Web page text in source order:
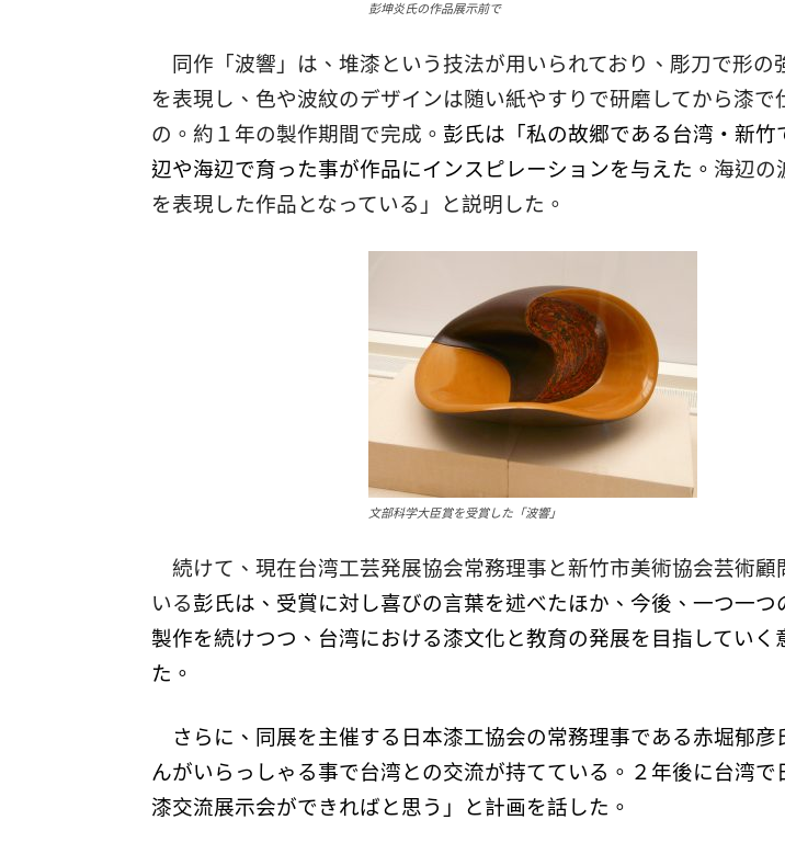
彭坤炎氏の作品展示前で
同作「波響」は、 堆漆という技法が用いられており、彫刀で形の
を表現し、色や波紋のデザインは随い紙やすりで研磨してから漆で
の。約１年の製作期間で完成。 彭氏は「私の故郷である台湾・新竹
辺や海辺で育った事が作品にインスピレーションを与えた。 海辺の
を表現した作品となっている」と説明した。
文部科学大臣賞を受賞した「波響」
続けて、現在台湾工芸発展協会常務理事と新竹市美術協会芸術顧
いる彭氏は、受賞に対し喜びの言葉を述べたほか、今後、一つ一つ
製作を続けつつ、台湾における漆文化と教育の発展を目指していく
た。
さらに、同展を主催する日本漆工協会の常務理事である赤堀郁彦
んがいらっしゃる事で台湾との交流が持てている。２年後に台湾で
漆交流展示会ができればと思う」と計画を話した。